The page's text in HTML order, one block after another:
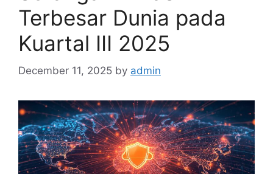
Terbesar Dunia pada
Kuartal III 2025
December 11, 2025 by admin